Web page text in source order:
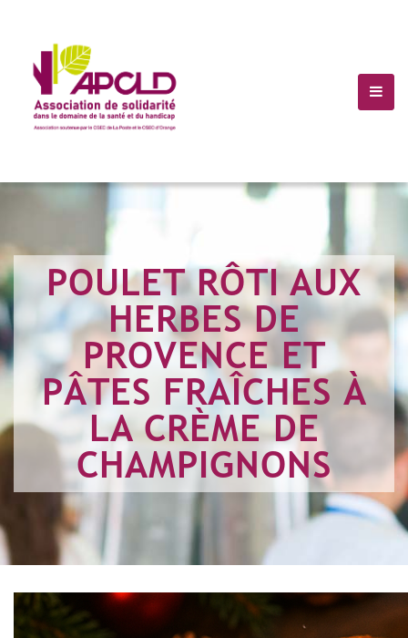
POULET RÔTI AUX
HERBES DE
PROVENCE ET
PÂTES FRAÎCHES À
LA CRÈME DE
CHAMPIGNONS